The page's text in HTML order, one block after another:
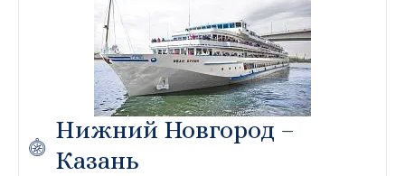
Нижний Новгород –
Казань